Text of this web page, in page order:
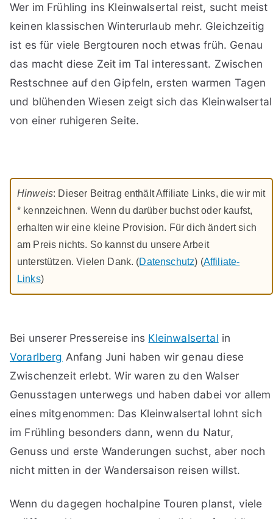
Wer im Frühling ins Kleinwalsertal reist, sucht meist
keinen klassischen Winterurlaub mehr. Gleichzeitig
ist es für viele Bergtouren noch etwas früh. Genau
das macht diese Zeit im Tal interessant. Zwischen
Restschnee auf den Gipfeln, ersten warmen Tagen
und blühenden Wiesen zeigt sich das Kleinwalsertal
von einer ruhigeren Seite.
Hinweis: Dieser Beitrag enthält Affiliate Links, die wir mit
* kennzeichnen. Wenn du darüber buchst oder kaufst,
erhalten wir eine kleine Provision. Für dich ändert sich
am Preis nichts. So kannst du unsere Arbeit
unterstützen. Vielen Dank. (Datenschutz) (Affiliate-
Links)
Bei unserer Pressereise ins Kleinwalsertal in
Vorarlberg Anfang Juni haben wir genau diese
Zwischenzeit erlebt. Wir waren zu den Walser
Genusstagen unterwegs und haben dabei vor allem
eines mitgenommen: Das Kleinwalsertal lohnt sich
im Frühling besonders dann, wenn du Natur,
Genuss und erste Wanderungen suchst, aber noch
nicht mitten in der Wandersaison reisen willst.
Wenn du dagegen hochalpine Touren planst, viele